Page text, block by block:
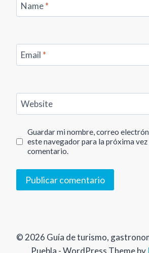
Name*
Email *
Website
Guardar mi nombre, correo
este navegador para la próxima vez
comentario.
© 2026 Guía de turismo,
Puebla - WordPress Theme by